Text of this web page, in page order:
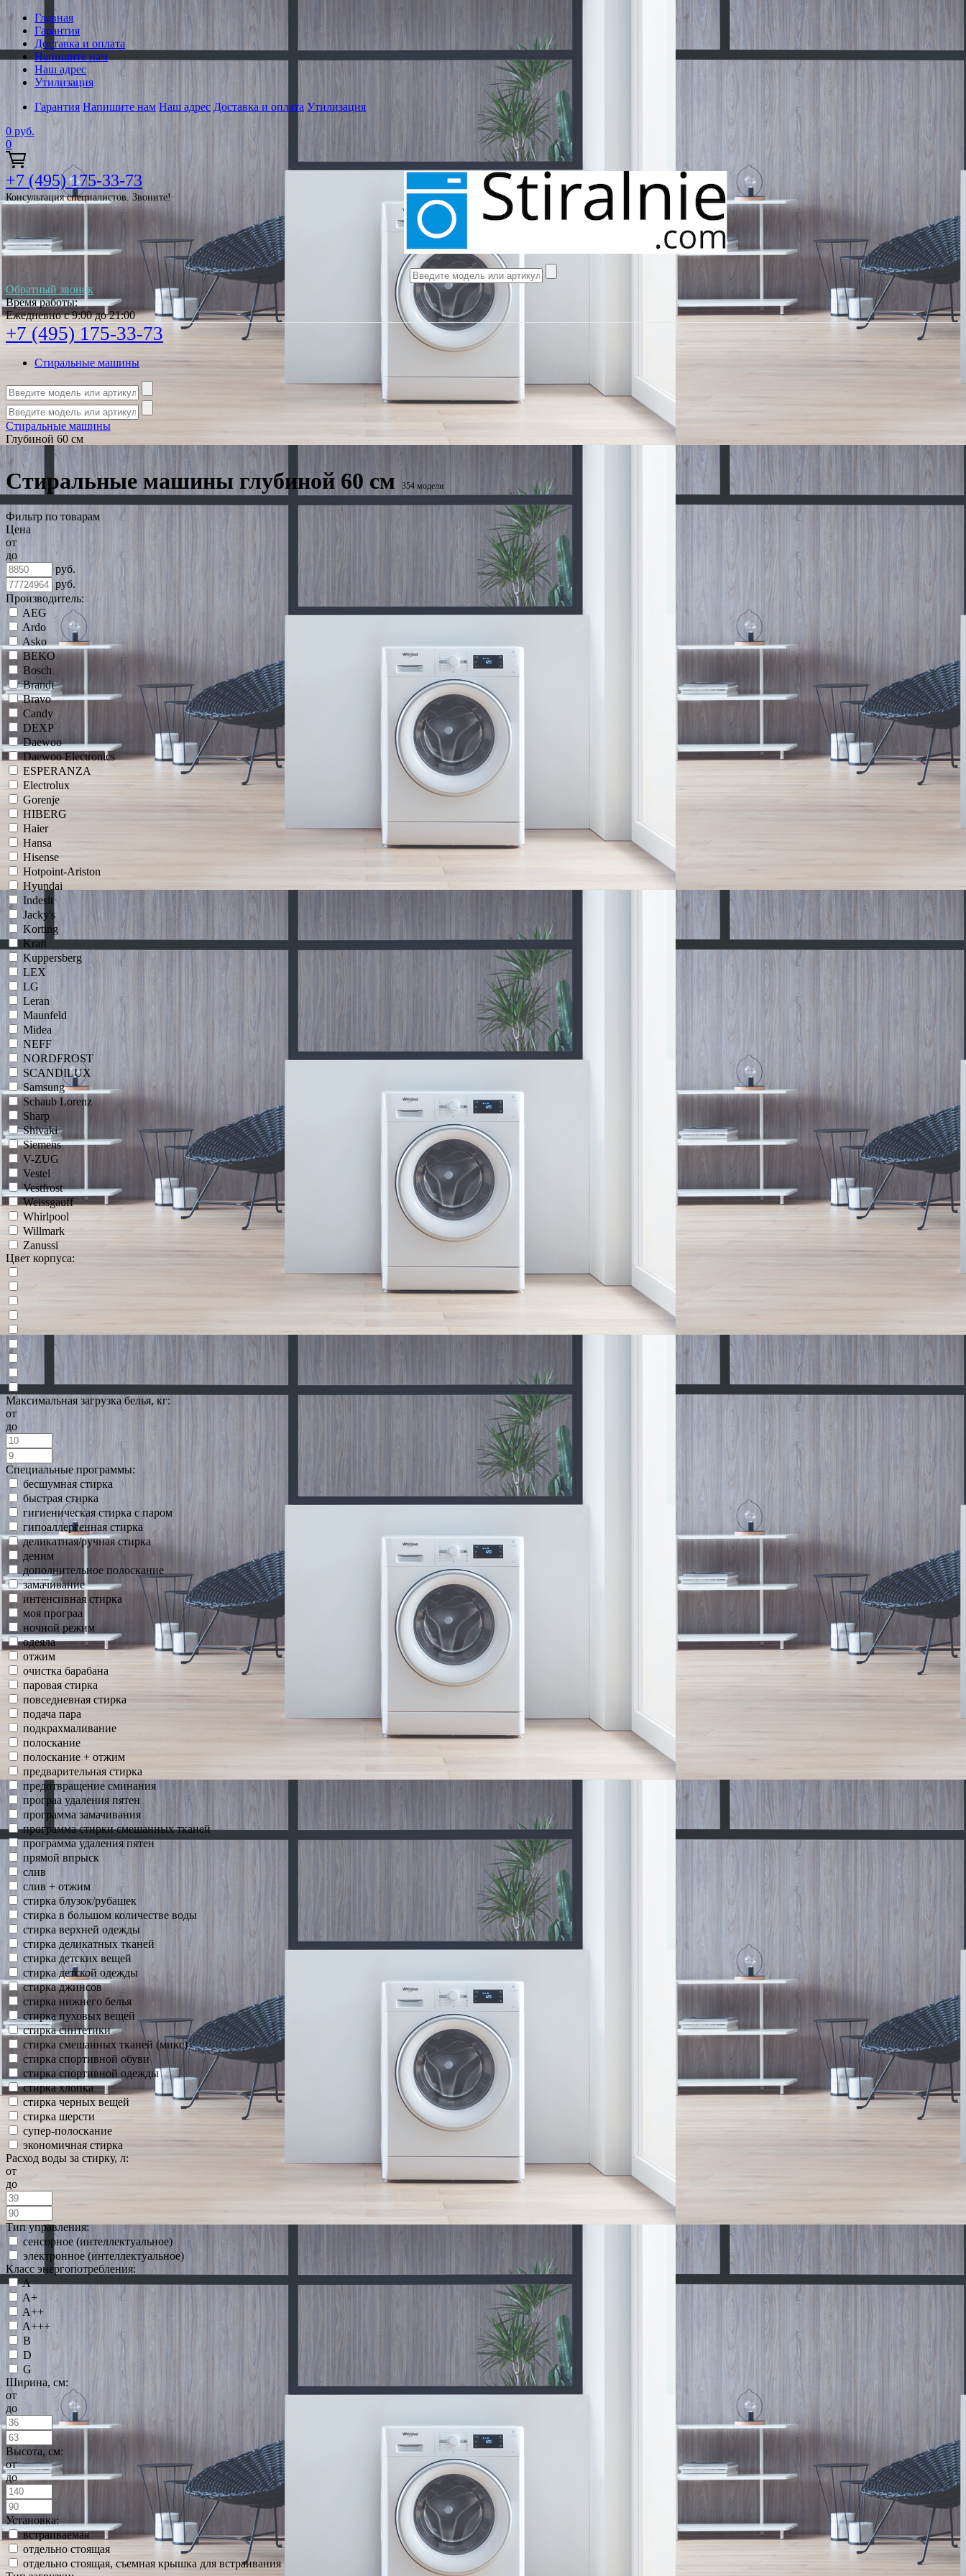
Главная
Гарантия
Доставка и оплата
Напишите нам
Наш адрес
Утилизация
Гарантия Напишите нам Наш адрес Доставка и оплата Утилизация
0 руб.
0
+7 (495) 175-33-73
Консультация специалистов. Звоните!
Обратный звонок
Время работы:
Ежедневно с 9:00 до 21:00
+7 (495) 175-33-73
Стиральные машины
Стиральные машины
Глубиной 60 см
Стиральные машины глубиной 60 см 354 модели
Фильтр по товарам
Цена
от
до
руб.
руб.
Производитель:
AEG
Ardo
Asko
BEKO
Bosch
Brandt
Bravo
Candy
DEXP
Daewoo
Daewoo Electronics
ESPERANZA
Electrolux
Gorenje
HIBERG
Haier
Hansa
Hisense
Hotpoint-Ariston
Hyundai
Indesit
Jacky's
Korting
Kraft
Kuppersberg
LEX
LG
Leran
Maunfeld
Midea
NEFF
NORDFROST
SCANDILUX
Samsung
Schaub Lorenz
Sharp
Shivaki
Siemens
V-ZUG
Vestel
Vestfrost
Weissgauff
Whirlpool
Willmark
Zanussi
Цвет корпуса:
Максимальная загрузка белья, кг:
от
до
Специальные программы:
бесшумная стирка
быстрая стирка
гигиеническая стирка с паром
гипоаллергенная стирка
деликатная/ручная стирка
деним
дополнительное полоскание
замачивание
интенсивная стирка
моя програа
ночной режим
одеяла
отжим
очистка барабана
паровая стирка
повседневная стирка
подача пара
подкрахмаливание
полоскание
полоскание + отжим
предварительная стирка
предотвращение сминания
програа удаления пятен
программа замачивания
программа стирки смешанных тканей
программа удаления пятен
прямой впрыск
слив
слив + отжим
стирка блузок/рубашек
стирка в большом количестве воды
стирка верхней одежды
стирка деликатных тканей
стирка детских вещей
стирка детской одежды
стирка джинсов
стирка нижнего белья
стирка пуховых вещей
стирка синтетики
стирка смешанных тканей (микс)
стирка спортивной обуви
стирка спортивной одежды
стирка хлопка
стирка черных вещей
стирка шерсти
супер-полоскание
экономичная стирка
Расход воды за стирку, л:
от
до
Тип управления:
сенсорное (интеллектуальное)
электронное (интеллектуальное)
Класс энергопотребления:
A
A+
A++
A+++
B
D
G
Ширина, см:
от
до
Высота, см:
от
до
Установка:
встраиваемая
отдельно стоящая
отдельно стоящая, съемная крышка для встраивания